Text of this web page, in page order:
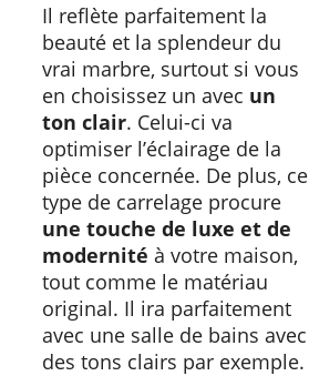
Il reflète parfaitement la
beauté et la splendeur du
vrai marbre, surtout si vous
en choisissez un avec un
ton clair. Celui-ci va
optimiser l’éclairage de la
pièce concernée. De plus, ce
type de carrelage procure
une touche de luxe et de
modernité à votre maison,
tout comme le matériau
original. Il ira parfaitement
avec une salle de bains avec
des tons clairs par exemple.